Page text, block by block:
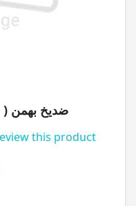
ضدیخ بهمن ( 1 لیتری ) پلاستیکی بهران / 12
this product